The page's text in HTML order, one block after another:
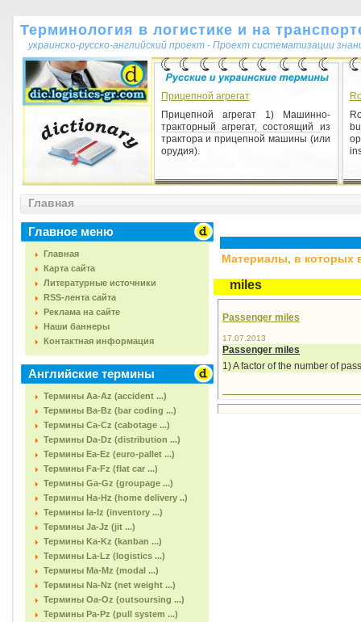
Терминология в логистике и на
украинско-русско-английский проект - Проект систематизации
Прицепной агрегат
Прицепной агрегат 1) Машинно-
тракторный агрегат, состоящий из
трактора и прицепной машины (или
орудия).
Главная
Главное меню
Главная
Карта сайта
Литературные источники
RSS-лента сайта
Реклама на сайте
Наши баннеры
Контактная информация
Английские термины
Термины Aa-Az (accident ...)
Термины Ba-Bz (bar coding ...)
Термины Ca-Cz (cabotage ...)
Термины Da-Dz (distribution ...)
Термины Ea-Ez (euro-pallet ...)
Термины Fa-Fz (flat car ...)
Термины Ga-Gz (groupage ...)
Термины Ha-Hz (home delivery ..)
Термины Ia-Iz (inventory ...)
Термины Ja-Jz (jit ...)
Термины Ka-Kz (kanban ...)
Термины La-Lz (logistics ...)
Термины Ma-Mz (modal ...)
Термины Na-Nz (net weight ...)
Термины Oa-Oz (outsoursing ...)
Термины Pa-Pz (pull system ...)
Материалы, в которых
miles
Passenger miles
17.07.2013
Passenger miles
1) A factor of the number of